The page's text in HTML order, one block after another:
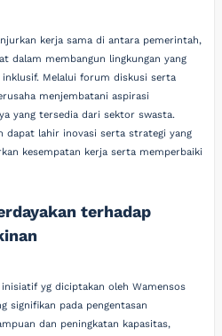
kerja sama di antara pemerintah,
dalam membangun lingkungan yang
inklusif. Melalui forum diskusi serta
menjembatani aspirasi
yang tersedia dari sektor swasta.
dapat lahir inovasi serta strategi yang
kesempatan kerja serta memperbaiki
terhadap
yg diciptakan oleh Wamensos
signifikan pada pengentasan
dan peningkatan kapasitas,